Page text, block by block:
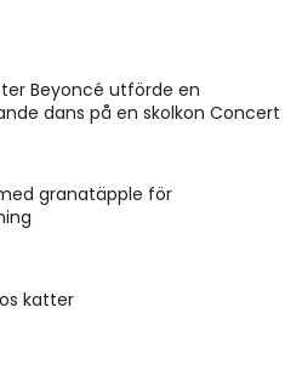
Beyoncé utförde en
dans på en skolkon Concert
granatäpple för
katter